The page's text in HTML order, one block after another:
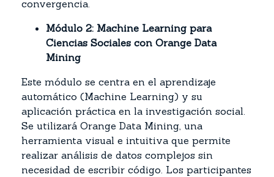
convergencia.
Módulo 2: Machine Learning para
Ciencias Sociales con Orange Data
Mining
Este módulo se centra en el aprendizaje
automático (Machine Learning) y su
aplicación práctica en la investigación social.
Se utilizará Orange Data Mining, una
herramienta visual e intuitiva que permite
realizar análisis de datos complejos sin
necesidad de escribir código. Los participantes